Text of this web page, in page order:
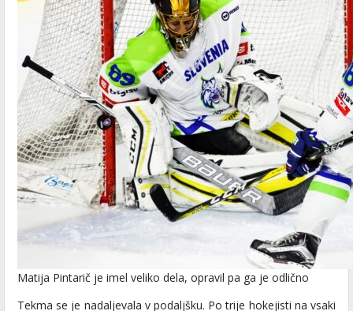
Matija Pintarič je imel veliko dela, opravil pa ga je odlično
Tekma se je nadaljevala v podaljšku. Po trije hokejisti na vsaki